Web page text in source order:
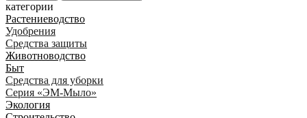
категории
Растениеводство
Удобрения
Средства защиты
Животноводство
Быт
Средства для уборки
Серия «ЭМ-Мыло»
Экология